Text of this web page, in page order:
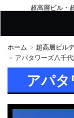
超高層ビル・
ホーム 超高層ビル
アパタワーズ八千
アパ